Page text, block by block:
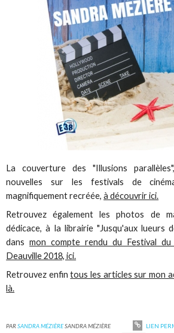
La couverture des "Illusions
nouvelles sur les festivals de
magnifiquement recréée,à découvrir ici.
Retrouvez également les photos de
dédicace, à la librairie "Jusqu'aux lueurs
dansmon compte rendu du Festival du
Deauville 2018, ici.
Retrouvez enfintous les articles sur mon
là.
PARSANDRA MÉZIÈRESANDRA MÉZIÈRE LIEN